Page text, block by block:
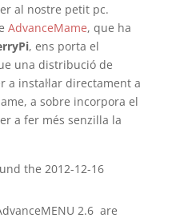
al nostre petit pc.
AdvanceMame, que ha
, ens porta el
una distribució de
instal·lar directament a
a sobre incorpora el
a fer més senzilla la
the 2012-12-16
2.6 are